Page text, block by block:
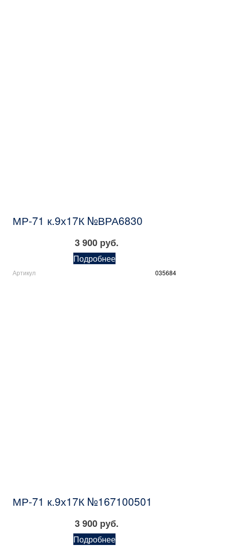
МР-71 к.9х17К №ВРА6830
3 900 руб.
Подробнее
Артикул 035684
МР-71 к.9х17К №167100501
3 900 руб.
Подробнее